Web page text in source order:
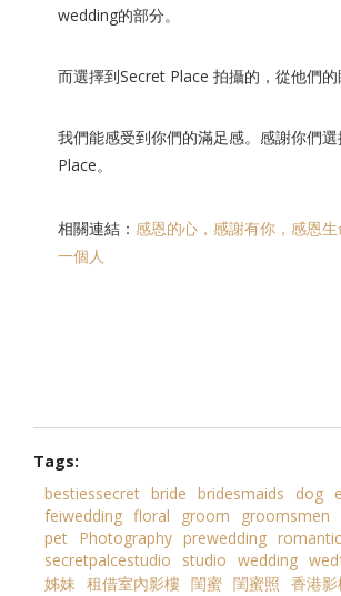
wedding的部分。
而選擇到Secret Place 拍攝的，從他們的
我們能感受到你們的滿足感。感謝你們
Place。
相關連結： 感恩的心，感謝有你，感恩
一個人
Tags:
bestiessecret bride bridesmaids dog
feiwedding floral groom groomsmen
pet Photography prewedding romantic
secretpalcestudio
studio wedding
姊妹 租借室內影樓 閨蜜 閨蜜照 香港